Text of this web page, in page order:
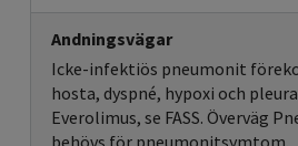
Andningsvägar
Icke-infektiös pneumonit
hosta, dyspné, hypoxi och
Everolimus, se FASS. Överväg